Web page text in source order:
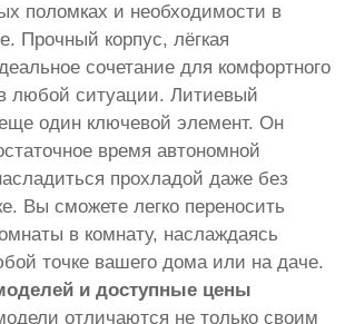
поломках и необходимости в
Прочный корпус, лёгкая
сочетание для комфортного
любой ситуации. Литиевый
один ключевой элемент. Он
время автономной
прохладой даже без
Вы сможете легко переносить
в комнату, наслаждаясь
точке вашего дома или на даче.
и доступные цены
отличаются не только своим